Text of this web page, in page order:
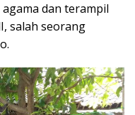
dan terampil
salah seorang